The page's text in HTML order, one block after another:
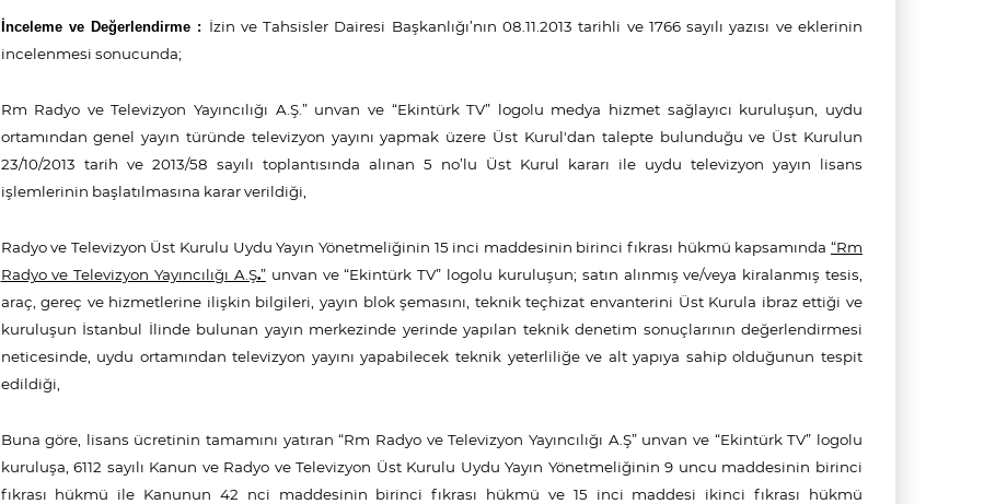
İnceleme ve Değerlendirme : İzin ve Tahsisler Dairesi Başkanlığı’nın 08.11.2013 tarihli ve 1766 sayılı yazısı ve eklerinin
incelenmesi sonucunda;
Rm Radyo ve Televizyon Yayıncılığı A.Ş.” unvan ve “Ekintürk TV” logolu medya hizmet sağlayıcı kuruluşun, uydu
ortamından genel yayın türünde televizyon yayını yapmak üzere Üst Kurul'dan talepte bulunduğu ve Üst Kurulun
23/10/2013 tarih ve 2013/58 sayılı toplantısında alınan 5 no’lu Üst Kurul kararı ile uydu televizyon yayın lisans
işlemlerinin başlatılmasına karar verildiği,
Radyo ve Televizyon Üst Kurulu Uydu Yayın Yönetmeliğinin 15 inci maddesinin birinci fıkrası hükmü kapsamında “Rm
Radyo ve Televizyon Yayıncılığı A.Ş.”unvan ve “Ekintürk TV” logolu kuruluşun; satın alınmış ve/veya kiralanmış tesis,
araç, gereç ve hizmetlerine ilişkin bilgileri, yayın blok şemasını, teknik teçhizat envanterini Üst Kurula ibraz ettiği ve
kuruluşun İstanbul İlinde bulunan yayın merkezinde yerinde yapılan teknik denetim sonuçlarının değerlendirmesi
neticesinde, uydu ortamından televizyon yayını yapabilecek teknik yeterliliğe ve alt yapıya sahip olduğunun tespit
edildiği,
Buna göre, lisans ücretinin tamamını yatıran “Rm Radyo ve Televizyon Yayıncılığı A.Ş” unvan ve “Ekintürk TV” logolu
kuruluşa, 6112 sayılı Kanun ve Radyo ve Televizyon Üst Kurulu Uydu Yayın Yönetmeliğinin 9 uncu maddesinin birinci
fıkrası hükmü ile Kanunun 42 nci maddesinin birinci fıkrası hükmü ve 15 inci maddesi ikinci fıkrası hükmü